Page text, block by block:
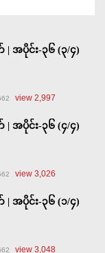
ပိုင်း-၃၆ (၃/၄)
view 2,997
ပိုင်း-၃၆ (၄/၄)
view 3,026
ပိုင်း-၃၆ (၁/၄)
view 3,048